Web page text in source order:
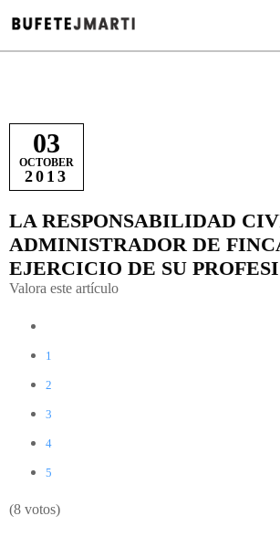
03
OCTOBER
2013
LA RESPONSABILIDAD
ADMINISTRADOR DE
EJERCICIO DE SU
Valora este artículo
1
2
3
4
5
(8 votos)